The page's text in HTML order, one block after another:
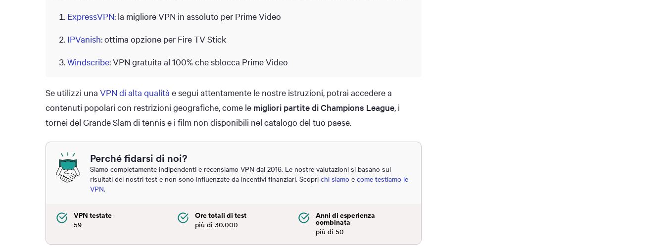
ExpressVPN: la migliore VPN in assoluto per Prime Video
IPVanish: ottima opzione per Fire TV Stick
Windscribe: VPN gratuita al 100% che sblocca Prime Video
Se utilizzi una VPN di alta qualità e segui attentamente le nostre istruzioni, potrai accedere a
contenuti popolari con restrizioni geografiche, come le migliori partite di Champions League, i
tornei del Grande Slam di tennis e i film non disponibili nel catalogo del tuo paese.
Perché fidarsi di noi?
Siamo completamente indipendenti e recensiamo VPN dal 2016. Le nostre valutazioni si basano sui
risultati dei nostri test e non sono influenzate da incentivi finanziari. Scopri chi siamo e come testiamo le
VPN.
VPN testate
59
Ore totali di test
più di 30.000
Anni di esperienza
combinata
più di 50